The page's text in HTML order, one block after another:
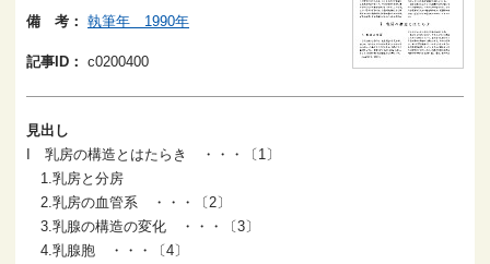
備 考： 執筆年 1990年
記事ID： c0200400
見出し
I 乳房の構造とはたらき ・・・〔1〕
1.乳房と分房
2.乳房の血管系 ・・・〔2〕
3.乳腺の構造の変化 ・・・〔3〕
4.乳腺胞 ・・・〔4〕